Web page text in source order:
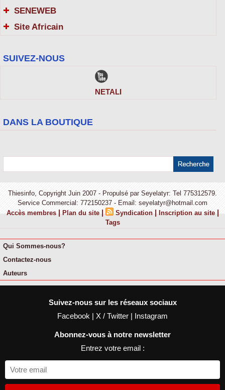
SENEWEB
Site Africain
SUIVEZ-NOUS
NETALI
DANS LA BOUTIQUE
Thiesinfo, Copyright Juin 2007 - Propulsé par Seyelatyr: Tel 775312579.
Service Commercial: 772150237 - Email: seyelatyr@hotmail.com
Accès membres | Plan du site | Syndication | Inscription au site |
Tags
Qui Sommes-nous?
Contactez-nous
Auteurs
Suivez-nous sur les réseaux sociaux
Facebook | X / Twitter | Instagram
Abonnez-vous à notre newsletter
Entrez votre email :